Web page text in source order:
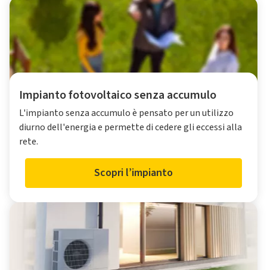
Impianto fotovoltaico senza accumulo
L'impianto senza accumulo è pensato per un utilizzo
diurno dell'energia e permette di cedere gli eccessi alla
rete.
Scopri l’impianto